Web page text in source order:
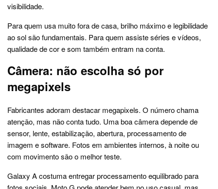
visibilidade.
Para quem usa muito fora de casa, brilho máximo e legibilidade
ao sol são fundamentais. Para quem assiste séries e vídeos,
qualidade de cor e som também entram na conta.
Câmera: não escolha só por
megapixels
Fabricantes adoram destacar megapixels. O número chama
atenção, mas não conta tudo. Uma boa câmera depende de
sensor, lente, estabilização, abertura, processamento de
imagem e software. Fotos em ambientes internos, à noite ou
com movimento são o melhor teste.
Galaxy A costuma entregar processamento equilibrado para